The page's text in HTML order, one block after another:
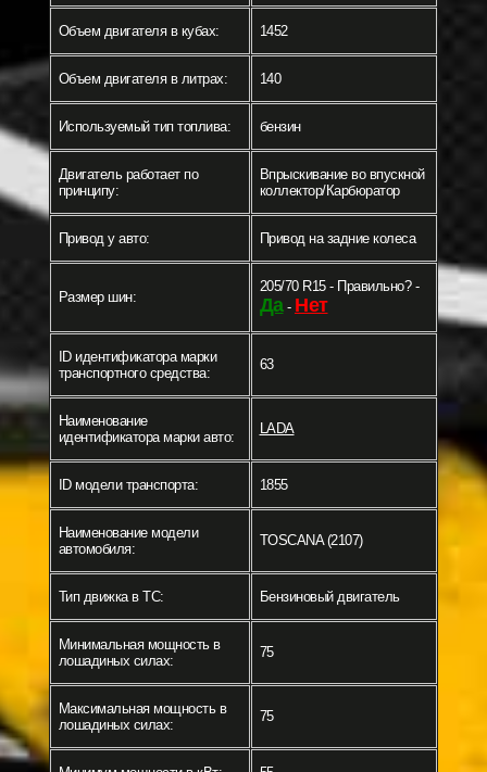
Объем двигателя в кубах: 1452
Объем двигателя в литрах: 140
Используемый тип топлива: бензин
Двигатель работает по
принципу:
Впрыскивание во впускной
коллектор/Карбюратор
Привод у авто: Привод на задние колеса
Размер шин:
205/70 R15 - Правильно? -
Да- Нет
ID идентификатора марки
транспортного средства:
63
Наименование
идентификатора марки авто:
LADA
ID модели транспорта: 1855
Наименование модели
автомобиля:
TOSCANA (2107)
Тип движка в ТС: Бензиновый двигатель
Минимальная мощность в
лошадиных силах:
75
Максимальная мощность в
лошадиных силах:
75